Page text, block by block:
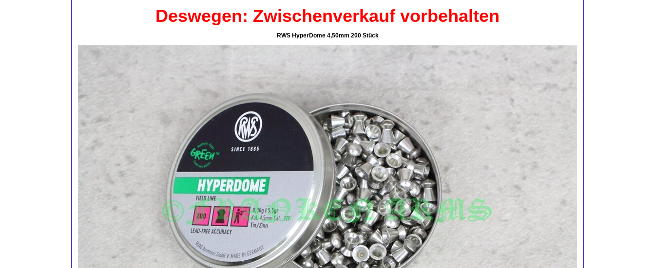
Deswegen: Zwischenverkauf vorbehalten
RWS HyperDome 4,50mm 200 Stück